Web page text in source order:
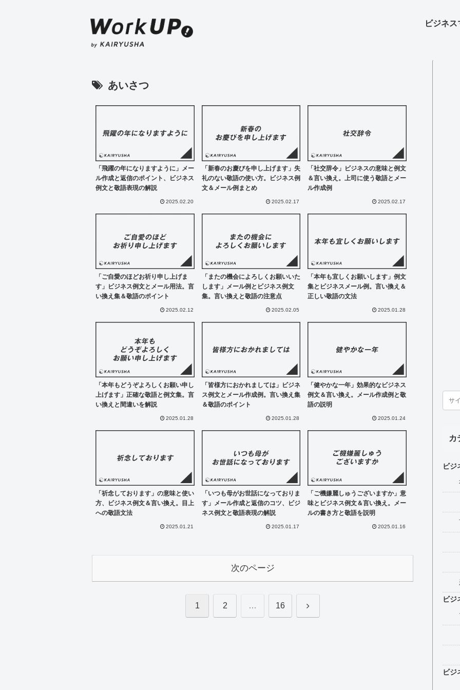
ビジネ
あいさつ
「飛躍の年になりますように」メー
ル作成と返信のポイント、ビジネス
例文と敬語表現の解説
2025.02.20
「新春のお慶びを申し上げます」失
礼のない敬語の使い方。ビジネス例
文＆メール例まとめ
2025.02.17
「社交辞令」ビジネスの意味と例文
＆言い換え。上司に使う敬語とメー
ル作成例
2025.02.17
「ご自愛のほどお祈り申し上げま
す」ビジネス例文とメール用法。言
い換え集＆敬語のポイント
2025.02.12
「またの機会によろしくお願いいた
します」メール例とビジネス例文
集。言い換えと敬語の注意点
2025.02.05
「本年も宜しくお願いします」例文
集とビジネスメール例。言い換え＆
正しい敬語の文法
2025.01.28
「本年もどうぞよろしくお願い申し
上げます」正確な敬語と例文集。言
い換えと間違いを解説
2025.01.28
「皆様方におかれましては」ビジネ
ス例文とメール作成例。言い換え集
＆敬語のポイント
2025.01.28
「健やかな一年」効果的なビジネス
例文＆言い換え。メール作成例と敬
語の説明
2025.01.24
「祈念しております」の意味と使い
方、ビジネス例文＆言い換え。目上
への敬語文法
2025.01.21
「いつも母がお世話になっておりま
す」メール作成と返信のコツ、ビジ
ネス例文と敬語表現の解説
2025.01.17
「ご機嫌麗しゅうございますか」意
味とビジネス例文＆言い換え。メー
ルの書き方と敬語を説明
2025.01.16
次のページ
1 2 … 16 次
カ
ビジ
ビジ
ビジ